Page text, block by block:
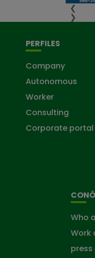
❮
❯
PERFILES
Company
Autonomous
Worker
Consulting
Corporate portal
Who
Work